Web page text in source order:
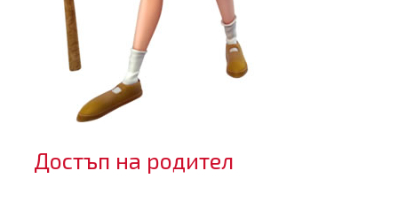
Достъп на родител